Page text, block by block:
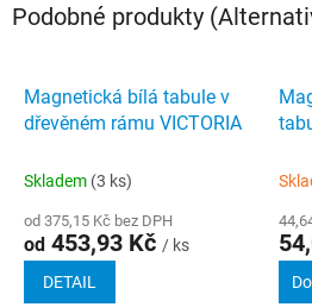
Podobné produkty
Magnetická bílá tabule v
dřevěném rámu VICTORIA
Skladem (3 ks)
od 375,15 Kč bez DPH
od 453,93 Kč / ks
DETAIL